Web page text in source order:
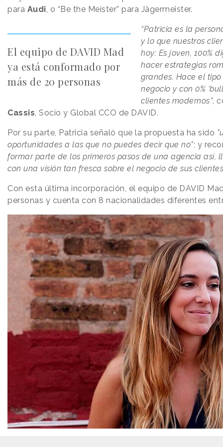
para Audi, o “Be the Meister” para Jägermeister.
El equipo de DAVID Mad
ya está conformado por
más de 20 personas
“Patricia es la
y lo que nuestros
hoy: Es joven, 100%
hacer estrategias
grandes. Hace el
negocio y con 0%
clientes modernos”,
Cassis, Socio y Global CCO de DAVID.
Por su parte, Patricia señaló que la propuesta ha sido
oportunidades a las que no puedes decir que no"; y
formar parte de los primeros pasos de una agencia así,
con una visión tan fresca sobre el negocio de sus
Con esta última incorporación, el equipo de DAVID
personas y cuenta con 8 nacionalidades diferentes